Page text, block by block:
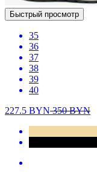
Быстрый просмотр
35
36
37
38
39
40
227.5 BYN350BYN